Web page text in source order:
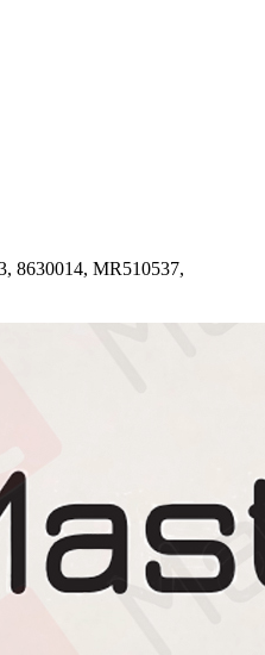
8630014, MR510537,